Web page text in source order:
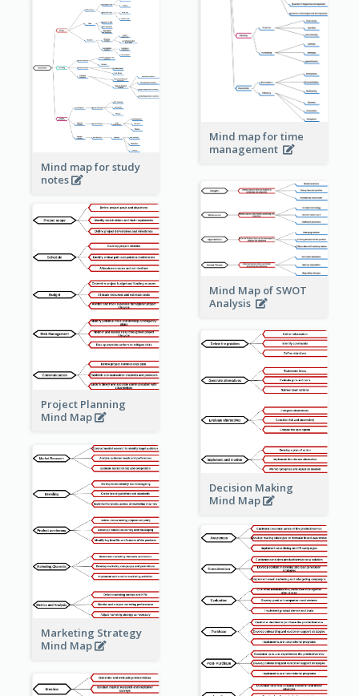
Mind map for time
management
Mind map for study
notes
Mind Map of SWOT
Analysis
Project Planning
Mind Map
Decision Making
Mind Map
Marketing Strategy
Mind Map